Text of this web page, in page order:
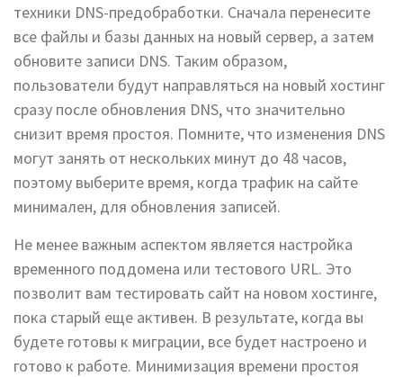
техники DNS-предобработки. Сначала перенесите
все файлы и базы данных на новый сервер, а затем
обновите записи DNS. Таким образом,
пользователи будут направляться на новый хостинг
сразу после обновления DNS, что значительно
снизит время простоя. Помните, что изменения DNS
могут занять от нескольких минут до 48 часов,
поэтому выберите время, когда трафик на сайте
минимален, для обновления записей.
Не менее важным аспектом является настройка
временного поддомена или тестового URL. Это
позволит вам тестировать сайт на новом хостинге,
пока старый еще активен. В результате, когда вы
будете готовы к миграции, все будет настроено и
готово к работе. Минимизация времени простоя